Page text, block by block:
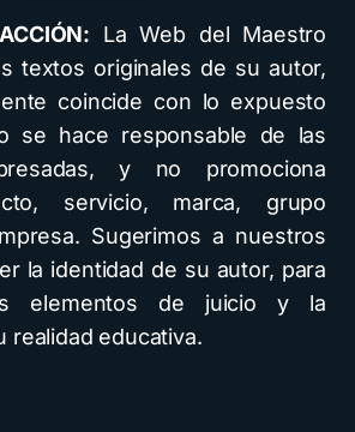
La Web del Maestro
textos originales de su autor,
coincide con lo expuesto
se hace responsable de las
y no promociona
servicio, marca, grupo
Sugerimos a nuestros
la identidad de su autor, para
elementos de juicio y la
realidad educativa.